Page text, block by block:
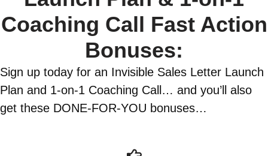
Coaching Call Fast Action
Bonuses:
Sign up today for an Invisible Sales Letter Launch
Plan and 1-on-1 Coaching Call… and you’ll also
get these DONE-FOR-YOU bonuses…